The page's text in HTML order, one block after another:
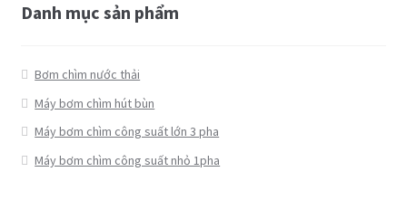
Danh mục sản phẩm
Bơm chìm nước thải
Máy bơm chìm hút bùn
Máy bơm chìm công suất lớn 3 pha
Máy bơm chìm công suất nhỏ 1pha